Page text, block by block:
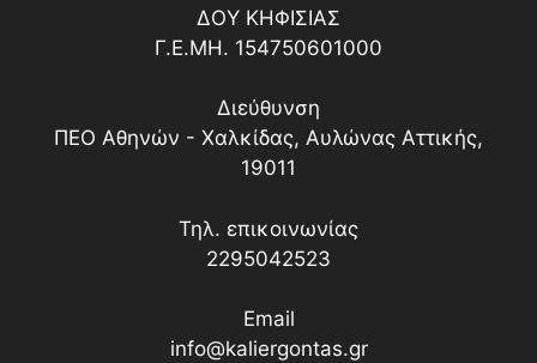
ΔΟY ΚΗΦΙΣΙΑΣ
Γ.Ε.ΜΗ. 154750601000
Διεύθυνση
ΠΕΟ Αθηνών - Χαλκίδας, Αυλώνας Αττικής,
19011
Τηλ. επικοινωνίας
2295042523
Email
info@kaliergontas.gr